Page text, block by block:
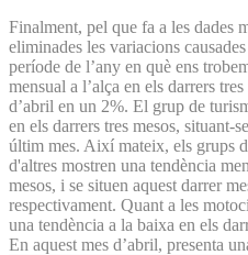
Finalment, pel que fa a les dades
eliminades les variacions
període de l’any en què ens
mensual a l’alça en els darrers
d’abril en un 2%. El grup de
en els darrers tres mesos, situant-
últim mes. Així mateix, els grups
d'altres mostren una tendència
mesos, i se situen aquest darrer
respectivament. Quant a les
una tendència a la baixa en els
En aquest mes d’abril, presenta